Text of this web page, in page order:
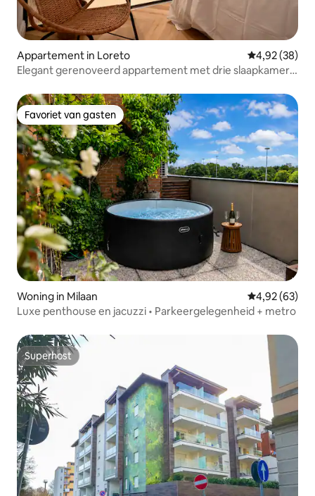
Appartement in Loreto Gemiddelde
4,92 (38)
Elegant gerenoveerd appartement met drie slaapkamers
Favoriet van gasten
Favoriet van gasten
Woning in Milaan Gemiddelde
4,92 (63)
Luxe penthouse en jacuzzi • Parkeergelegenheid + metro
Superhost
Superhost